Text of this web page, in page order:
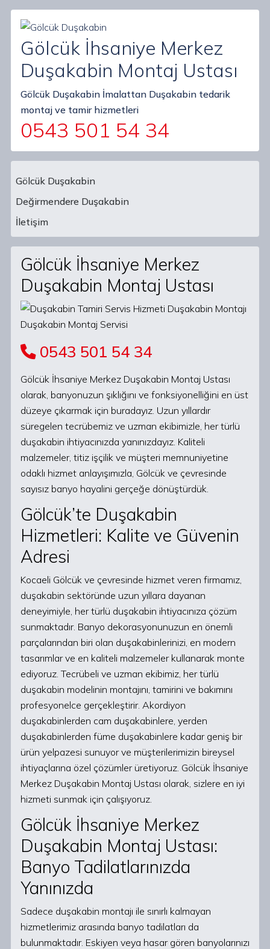
Gölcük İhsaniye Merkez
Duşakabin Montaj Ustası
Gölcük Duşakabin İmalattan Duşakabin tedarik
montaj ve tamir hizmetleri
0543 501 54 34
Main Navigation
Gölcük Duşakabin
Değirmendere Duşakabin
İletişim
Gölcük İhsaniye Merkez
Duşakabin Montaj Ustası
0543 501 54 34
Gölcük İhsaniye Merkez Duşakabin Montaj Ustası
olarak, banyonuzun şıklığını ve fonksiyonelliğini en üst
düzeye çıkarmak için buradayız. Uzun yıllardır
süregelen tecrübemiz ve uzman ekibimizle, her türlü
duşakabin ihtiyacınızda yanınızdayız. Kaliteli
malzemeler, titiz işçilik ve müşteri memnuniyetine
odaklı hizmet anlayışımızla, Gölcük ve çevresinde
sayısız banyo hayalini gerçeğe dönüştürdük.
Gölcük’te Duşakabin
Hizmetleri: Kalite ve Güvenin
Adresi
Kocaeli Gölcük ve çevresinde hizmet veren firmamız,
duşakabin sektöründe uzun yıllara dayanan
deneyimiyle, her türlü duşakabin ihtiyacınıza çözüm
sunmaktadır. Banyo dekorasyonunuzun en önemli
parçalarından biri olan duşakabinlerinizi, en modern
tasarımlar ve en kaliteli malzemeler kullanarak monte
ediyoruz. Tecrübeli ve uzman ekibimiz, her türlü
duşakabin modelinin montajını, tamirini ve bakımını
profesyonelce gerçekleştirir. Akordiyon
duşakabinlerden cam duşakabinlere, yerden
duşakabinlerden füme duşakabinlere kadar geniş bir
ürün yelpazesi sunuyor ve müşterilerimizin bireysel
ihtiyaçlarına özel çözümler üretiyoruz. Gölcük İhsaniye
Merkez Duşakabin Montaj Ustası olarak, sizlere en iyi
hizmeti sunmak için çalışıyoruz.
Gölcük İhsaniye Merkez
Duşakabin Montaj Ustası:
Banyo Tadilatlarınızda
Yanınızda
Sadece duşakabin montajı ile sınırlı kalmayan
hizmetlerimiz arasında banyo tadilatları da
bulunmaktadır. Eskiyen veya hasar gören banyolarınızı